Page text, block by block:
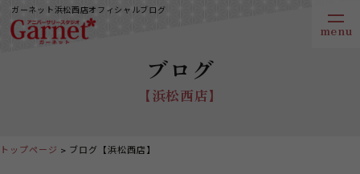
ガーネット浜松西店オフィシャルブログ
ブログ
【浜松西店】
トップページ ブログ【浜松西店】